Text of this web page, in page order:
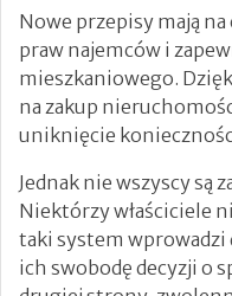
Nowe przepisy mają
praw najemców i
mieszkaniowego.
na zakup
uniknięcie
Jednak nie wszyscy są
Niektórzy właściciele
taki system
ich swobodę decyzji o